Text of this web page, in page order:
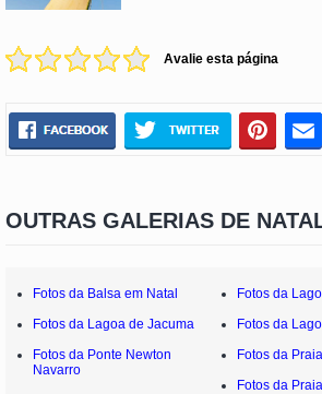
Avalie esta página
OUTRAS GALERIAS DE
Fotos da Balsa em Natal
Fotos da
Fotos da Lagoa de Jacuma
Fotos da
Fotos da Ponte Newton
Navarro
Fotos da
Fotos da